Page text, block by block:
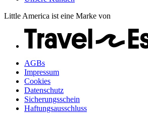
Little America ist eine Marke von
AGBs
Impressum
Cookies
Datenschutz
Sicherungsschein
Haftungsausschluss